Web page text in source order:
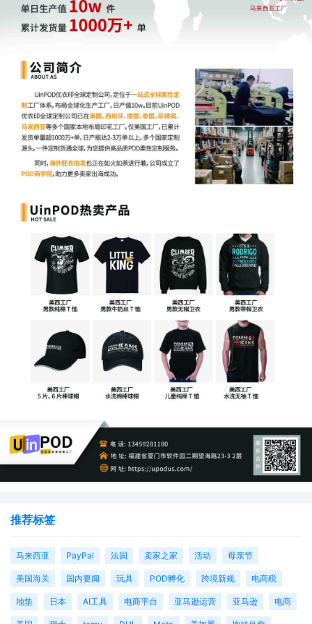
推荐标签
马来西亚 PayPal 法国 卖家之家 活动 母亲节
美国海关 国内要闻 玩具 POD孵化 跨境新规 电商税
地垫 日本 AI工具 电商平台 亚马逊运营 亚马逊 电商